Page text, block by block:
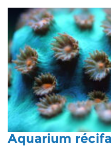
Aquarium